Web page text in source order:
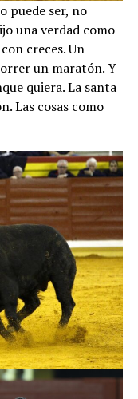
puede ser, no
una verdad como
creces. Un
un maratón. Y
quiera. La santa
Las cosas como